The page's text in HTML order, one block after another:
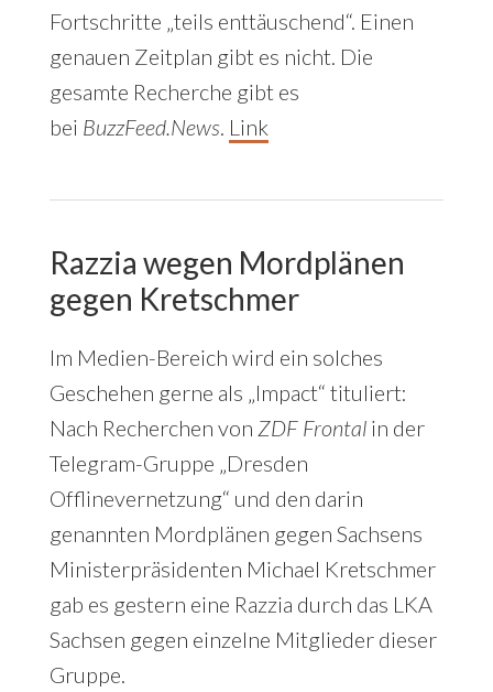
Fortschritte „teils enttäuschend“. Einen
genauen Zeitplan gibt es nicht. Die
gesamte Recherche gibt es
bei BuzzFeed.News Link
Razzia wegen Mordplänen
gegen Kretschmer
Im Medien-Bereich wird ein solches
Geschehen gerne als „Impact“ tituliert:
Nach Recherchen von ZDF Frontalin der
Telegram-Gruppe „Dresden
Offlinevernetzung“ und den darin
genannten Mordplänen gegen Sachsens
Ministerpräsidenten Michael Kretschmer
gab es gestern eine Razzia durch das LKA
Sachsen gegen einzelne Mitglieder dieser
Gruppe.